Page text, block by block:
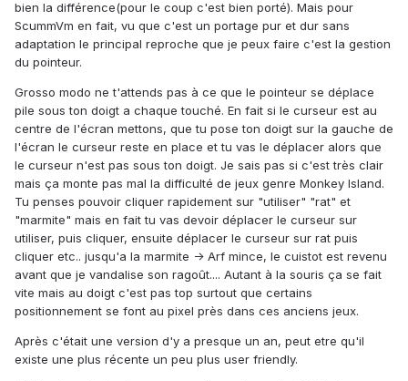
bien la différence(pour le coup c'est bien porté). Mais pour
ScummVm en fait, vu que c'est un portage pur et dur sans
adaptation le principal reproche que je peux faire c'est la gestion
du pointeur.
Grosso modo ne t'attends pas à ce que le pointeur se déplace
pile sous ton doigt a chaque touché. En fait si le curseur est au
centre de l'écran mettons, que tu pose ton doigt sur la gauche de
l'écran le curseur reste en place et tu vas le déplacer alors que
le curseur n'est pas sous ton doigt. Je sais pas si c'est très clair
mais ça monte pas mal la difficulté de jeux genre Monkey Island.
Tu penses pouvoir cliquer rapidement sur "utiliser" "rat" et
"marmite" mais en fait tu vas devoir déplacer le curseur sur
utiliser, puis cliquer, ensuite déplacer le curseur sur rat puis
cliquer etc.. jusqu'a la marmite -> Arf mince, le cuistot est revenu
avant que je vandalise son ragoût.... Autant à la souris ça se fait
vite mais au doigt c'est pas top surtout que certains
positionnement se font au pixel près dans ces anciens jeux.
Après c'était une version d'y a presque un an, peut etre qu'il
existe une plus récente un peu plus user friendly.